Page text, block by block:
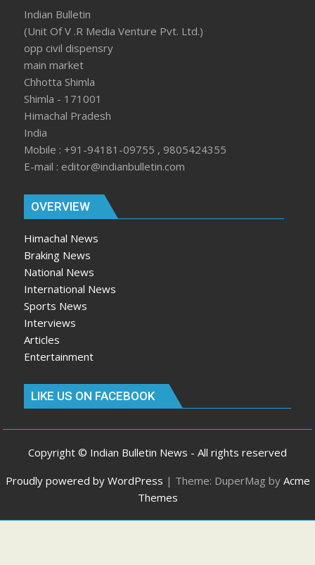
Indian Bulletin
(Unit Of V .R Media Venture Pvt. Ltd.)
opp civil dispensry
main market
Chhotta Shimla
Shimla - 171001
Himachal Pradesh
India
Mobile : +91-94181-09755 , 9805424355
E-mail : editor@indianbulletin.com
OVERVIEW
Himachal News
Braking News
National News
International News
Sports News
Interviews
Articles
Entertainment
LIKE US ON FACEBOOK
Copyright © Indian Bulletin News - All rights reserved
Proudly powered by WordPress | Theme: DuperMag by Acme
Themes